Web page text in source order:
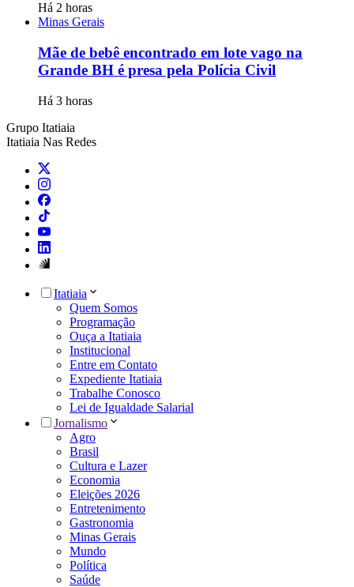
Há 2 horas
Minas Gerais
Mãe de bebê encontrado em lote vago na
Grande BH é presa pela Polícia Civil
Há 3 horas
Grupo Itatiaia
Itatiaia Nas Redes
Itatiaia
Quem Somos
Programação
Ouça a Itatiaia
Institucional
Entre em Contato
Expediente Itatiaia
Trabalhe Conosco
Lei de Igualdade Salarial
Jornalismo
Agro
Brasil
Cultura e Lazer
Economia
Eleições 2026
Entretenimento
Gastronomia
Minas Gerais
Mundo
Política
Saúde